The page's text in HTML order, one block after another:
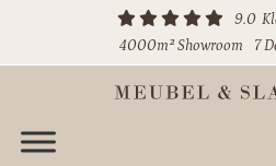
9.0
4000m² Showroom
7